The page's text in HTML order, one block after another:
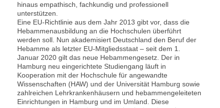
hinaus empathisch, fachkundig und professionell
unterstützen.
Eine EU-Richtlinie aus dem Jahr 2013 gibt vor, dass die
Hebammenausbildung an die Hochschulen überführt
werden soll. Nun akademisiert Deutschland den Beruf der
Hebamme als letzter EU-Mitgliedsstaat – seit dem 1.
Januar 2020 gilt das neue Hebammengesetz. Der in
Hamburg neu eingerichtete Studiengang läuft in
Kooperation mit der Hochschule für angewandte
Wissenschaften (HAW) und der Universität Hamburg sowie
zahlreichen Lehrkrankenhäusern und hebammengeleiteten
Einrichtungen in Hamburg und im Umland. Diese